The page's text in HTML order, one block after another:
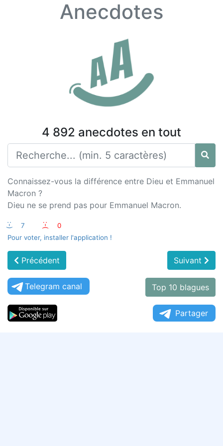
Anecdotes
4 892 anecdotes en tout
Connaissez-vous la différence entre Dieu et Emmanuel
Macron ?
Dieu ne se prend pas pour Emmanuel Macron.
:-) 7 :-(
0
Pour voter, installer l'application !
Précédent Suivant
Telegram canal Top 10 blagues
Partager